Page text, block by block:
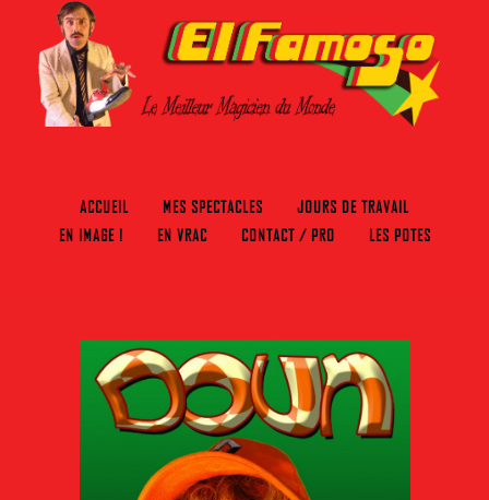
ACCUEIL MES SPECTACLES
JOURS DE TRAVAIL
EN IMAGE !
EN VRAC CONTACT / PRO LES POTES